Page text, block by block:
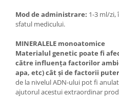
Mod de administrare: 1-3 ml/zi,
sfatul medicului.
MINERALELE monoatomice
Materialul genetic poate fi
către influența factorilor
apa, etc) cât și de factorii
de la nivelul ADN-ului pot fi
ajutorul acestui extraordinar